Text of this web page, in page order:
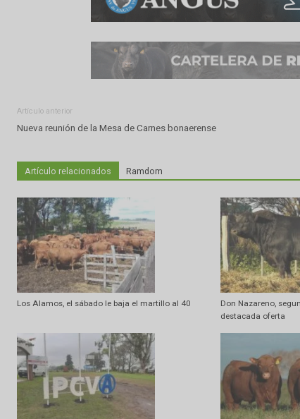
Artículo anterior
Nueva reunión de la Mesa de Carnes bonaerense